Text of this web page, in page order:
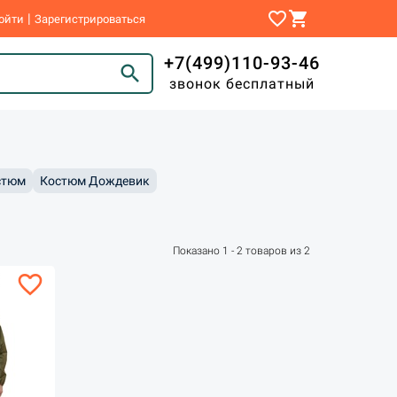
| Зарегистрироваться favorite_bordershopping_cart
search +7(499)110-93-46
звонок бесплатный
Костюм Дождевик
Показано 1 - 2 товаров из 2
favorite_border